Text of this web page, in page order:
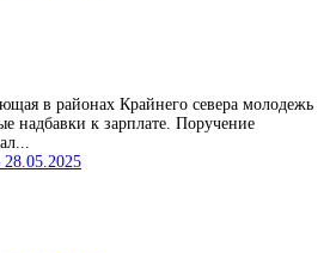
в районах Крайнего севера молодежь
надбавки к зарплате. Поручение